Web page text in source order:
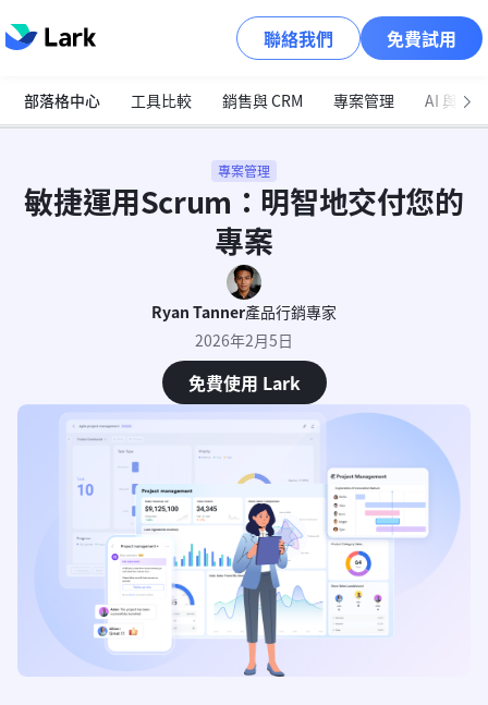
聯絡我們 免費試用
部落格中心 工具比較 銷售與 CRM 專案管理 AI 與自
專案管理
敏捷運用Scrum：明智地交付您的
專案
Ryan Tanner產品行銷專家
2026年2月5日
免費使用 Lark